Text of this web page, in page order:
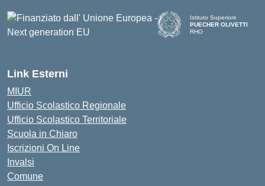
Istituto Superiore
PUECHER OLIVETTI
RHO
Link Esterni
MIUR
Ufficio Scolastico Regionale
Ufficio Scolastico Territoriale
Scuola in Chiaro
Iscrizioni On Line
Invalsi
Comune